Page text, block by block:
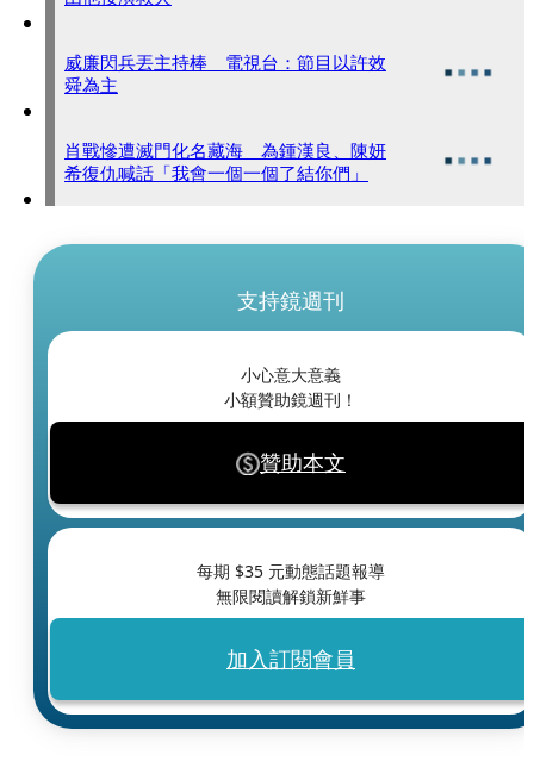
威廉閃兵丟主持棒 電視台：節目以許效
舜為主
肖戰慘遭滅門化名藏海 為鍾漢良、陳妍
希復仇喊話「我會一個一個了結你們」
支持鏡週刊
小心意大意義
小額贊助鏡週刊！
贊助本文
每期 $35 元動態話題報導
無限閱讀解鎖新鮮事
加入訂閱會員